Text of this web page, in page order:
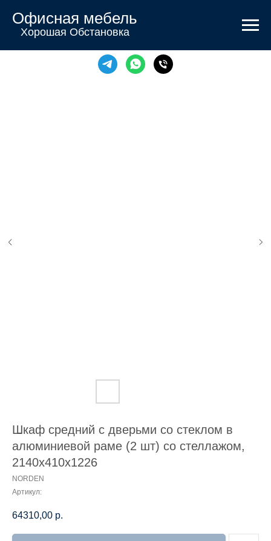
Офисная мебель
Хорошая Обстановка
Шкаф средний с дверьми со стеклом в
алюминиевой раме (2 шт) со стеллажом,
2140х410х1226
NORDEN
Артикул:
64310,00 р.